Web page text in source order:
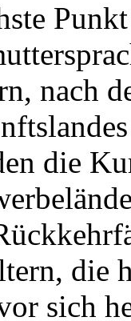
nach
die
die
sich